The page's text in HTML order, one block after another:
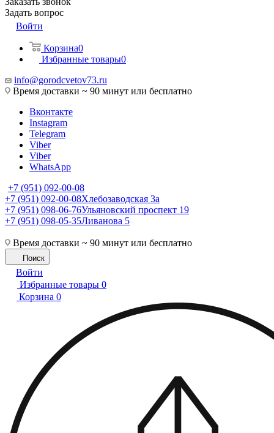
Задать вопрос
Войти
Корзина0
Избранные товары0
info@gorodcvetov73.ru
Время доставки ~ 90 минут или бесплатно
Вконтакте
Instagram
Telegram
Viber
Viber
WhatsApp
+7 (951) 092-00-08
+7 (951) 092-00-08Хлебозаводская 3а
+7 (951) 098-06-76Ульяновский проспект 19
+7 (951) 098-05-35Ливанова 5
Время доставки ~ 90 минут или бесплатно
Поиск
Войти
Избранные товары 0
Корзина 0